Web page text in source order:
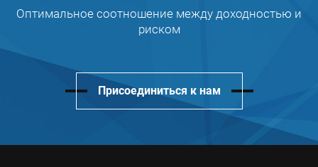
Оптимальное соотношение между доходностью и
риском
Присоединиться к нам